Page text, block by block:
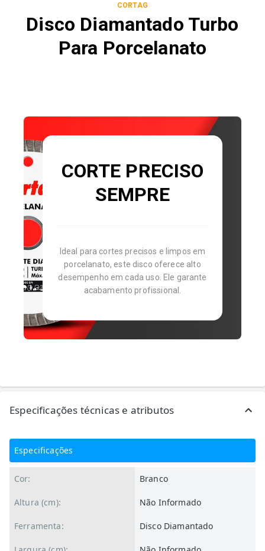
CORTAG
Disco Diamantado Turbo
Para Porcelanato
CORTE PRECISO
SEMPRE
Ideal para cortes precisos e limpos em
porcelanato, este disco oferece alto
desempenho em cada uso. Ele garante
acabamento profissional.
Especificações técnicas e atributos
Especificações
Cor: Branco
Altura (cm): Não Informado
Ferramenta: Disco Diamantado